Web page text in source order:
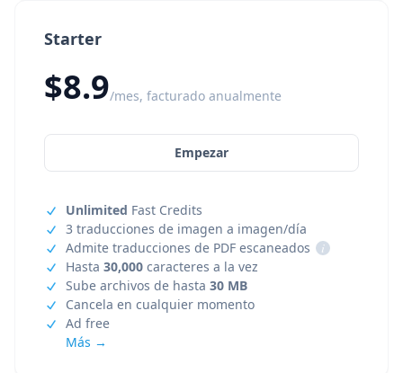
Starter
$8.9/mes, facturado anualmente
Empezar
Unlimited Fast Credits
3 traducciones de imagen a imagen/día
Admite traducciones de PDF escaneados
i
Hasta 30,000 caracteres a la vez
Sube archivos de hasta 30 MB
Cancela en cualquier momento
Ad free
Más →